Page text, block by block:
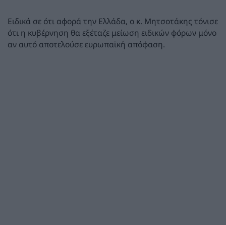
Ειδικά σε ότι αφορά την Ελλάδα, ο κ. Μητσοτάκης τόνισε
ότι η κυβέρνηση θα εξέταζε μείωση ειδικών φόρων μόνο
αν αυτό αποτελούσε ευρωπαϊκή απόφαση.